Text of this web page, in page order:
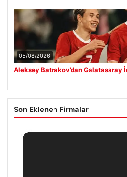
05/08/2026
Aleksey Batrakov’dan Galatasaray
Son Eklenen Firmalar